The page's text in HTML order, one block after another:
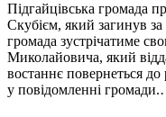
Підгайцівська громада
Скубієм, який загинув за
громада зустрічатиме
Миколайовича, який
востаннє повернеться
у повідомленні